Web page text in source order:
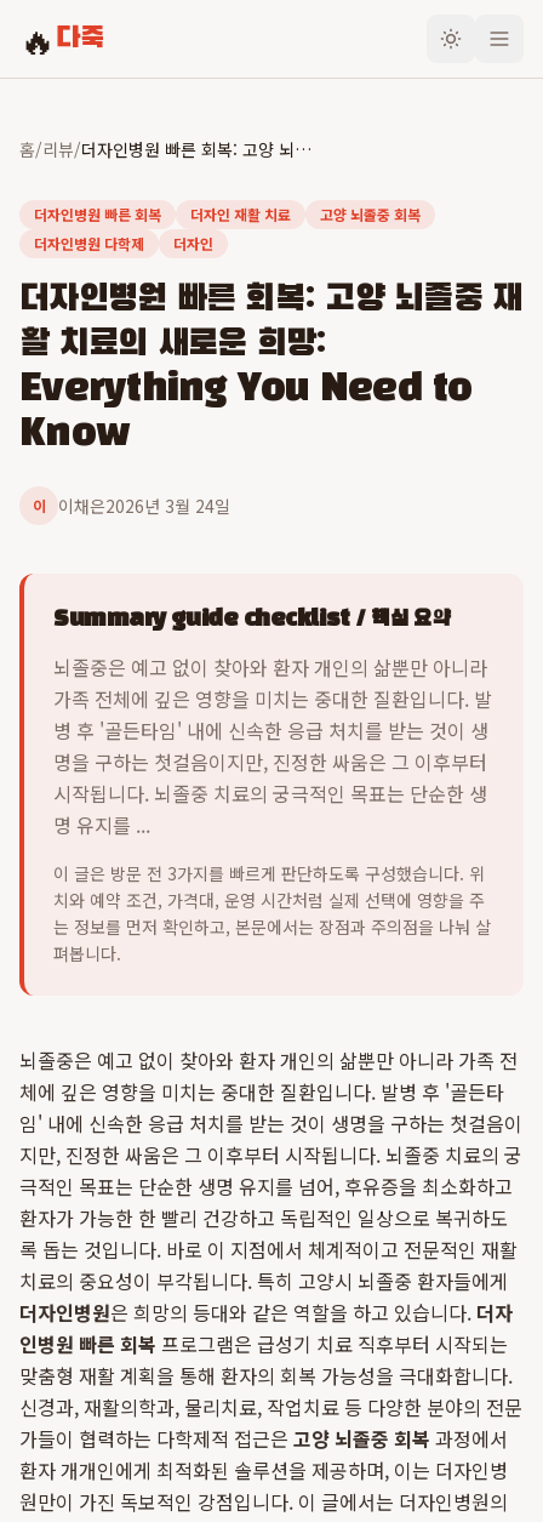
🔥 다죽
홈/리뷰/ 더자인병원 빠른 회복: 고양 뇌졸중 재활 치료의 새로운 희망: Everything You Need to Know
더자인병원 빠른 회복 더자인 재활 치료
고양 뇌졸중 회복
더자인병원 다학제
더자인
더자인병원 빠른 회복: 고양 뇌졸중 재
활 치료의 새로운 희망:
Everything You Need to
Know
이 이채은2026년 3월 24일
Summary guide checklist / 핵심 요약
뇌졸중은 예고 없이 찾아와 환자 개인의 삶뿐만 아니라
가족 전체에 깊은 영향을 미치는 중대한 질환입니다. 발
병 후 '골든타임' 내에 신속한 응급 처치를 받는 것이 생
명을 구하는 첫걸음이지만, 진정한 싸움은 그 이후부터
시작됩니다. 뇌졸중 치료의 궁극적인 목표는 단순한 생
명 유지를 ...
이 글은 방문 전 3가지를 빠르게 판단하도록 구성했습니다. 위
치와 예약 조건, 가격대, 운영 시간처럼 실제 선택에 영향을 주
는 정보를 먼저 확인하고, 본문에서는 장점과 주의점을 나눠 살
펴봅니다.
뇌졸중은 예고 없이 찾아와 환자 개인의 삶뿐만 아니라 가족 전
체에 깊은 영향을 미치는 중대한 질환입니다. 발병 후 '골든타
임' 내에 신속한 응급 처치를 받는 것이 생명을 구하는 첫걸음이
지만, 진정한 싸움은 그 이후부터 시작됩니다. 뇌졸중 치료의 궁
극적인 목표는 단순한 생명 유지를 넘어, 후유증을 최소화하고
환자가 가능한 한 빨리 건강하고 독립적인 일상으로 복귀하도
록 돕는 것입니다. 바로 이 지점에서 체계적이고 전문적인 재활
치료의 중요성이 부각됩니다. 특히 고양시 뇌졸중 환자들에게
더자인병원은 희망의 등대와 같은 역할을 하고 있습니다. 더자
인병원 빠른 회복 프로그램은 급성기 치료 직후부터 시작되는
맞춤형 재활 계획을 통해 환자의 회복 가능성을 극대화합니다.
신경과, 재활의학과, 물리치료, 작업치료 등 다양한 분야의 전문
가들이 협력하는 다학제적 접근은 고양 뇌졸중 회복 과정에서
환자 개개인에게 최적화된 솔루션을 제공하며, 이는 더자인병
원만이 가진 독보적인 강점입니다. 이 글에서는 더자인병원의